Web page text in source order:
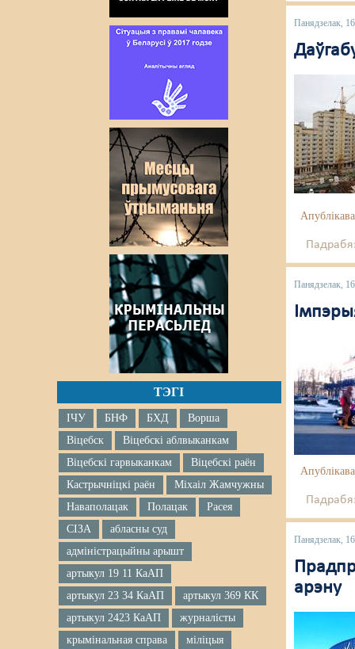
ТЭГІ
ІЧУ БНФ БХД
Ворша
Віцебск
Віцебскі аблвыканкам
Віцебскі гарвыканкам
Віцебскі раён
Кастрычніцкі раён
Міхаіл Жамчужны
Наваполацак
Полацак
Расея
СІЗА
абласны суд
адміністрацыйны арышт
артыкул 19 11 КаАП
артыкул 23 34 КаАП
артыкул 369 КК
артыкул 2423 КаАП
журналісты
крымінальная справа
міліцыя
Панядзелак,
Панядзелак,
Панядзелак,
арэну